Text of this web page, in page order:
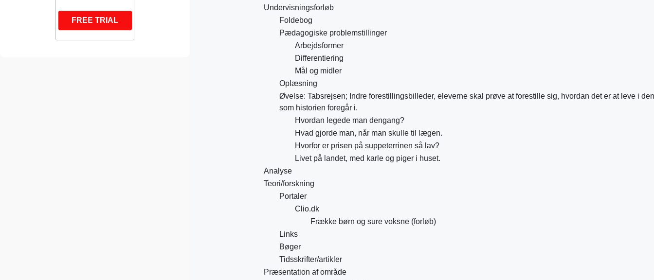
FREE TRIAL
Undervisningsforløb
Foldebog
Pædagogiske problemstillinger
Arbejdsformer
Differentiering
Mål og midler
Oplæsning
Øvelse: Tabsrejsen; Indre forestillingsbilleder, eleverne skal prøve at forestille sig, hvordan det er at leve i
som historien foregår i.
Hvordan legede man dengang?
Hvad gjorde man, når man skulle til lægen.
Hvorfor er prisen på suppeterrinen så lav?
Livet på landet, med karle og piger i huset.
Analyse
Teori/forskning
Portaler
Clio.dk
Frække børn og sure voksne (forløb)
Links
Bøger
Tidsskrifter/artikler
Præsentation af område